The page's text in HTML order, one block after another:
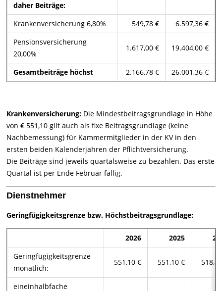
daher Beiträge:
Krankenversicherung 6,80%
549,78 €
6.597,36 €
Pensionsversicherung
20,00%
1.617,00 € 19.404,00 €
Gesamtbeiträge höchst 2.166,78 € 26.001,36 €
Krankenversicherung: Die Mindestbeitragsgrundlage in Höhe
von € 551,10 gilt auch als fixe Beitragsgrundlage (keine
Nachbemessung) für Kammermitglieder in der KV in den
ersten beiden Kalenderjahren der Pflichtversicherung.
Die Beiträge sind jeweils quartalsweise zu bezahlen. Das erste
Quartal ist per Ende Februar fällig.
Dienstnehmer
Geringfügigkeitsgrenze bzw. Höchstbeitragsgrundlage:
2026 2025
Geringfügigkeitsgrenze
monatlich:
551,10 € 551,10 €
eineinhalbfache